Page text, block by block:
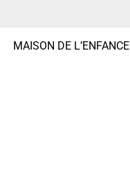
MAISON DE L’ENFANCE